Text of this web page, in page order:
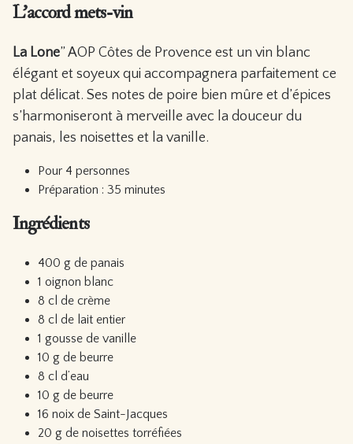
L’accord mets-vin
La Lone” AOP Côtes de Provence est un vin blanc
élégant et soyeux qui accompagnera parfaitement ce
plat délicat. Ses notes de poire bien mûre et d’épices
s’harmoniseront à merveille avec la douceur du
panais, les noisettes et la vanille.
Pour 4 personnes
Préparation : 35 minutes
Ingrédients
400 g de panais
1 oignon blanc
8 cl de crème
8 cl de lait entier
1 gousse de vanille
10 g de beurre
8 cl d’eau
10 g de beurre
16 noix de Saint-Jacques
20 g de noisettes torréfiées